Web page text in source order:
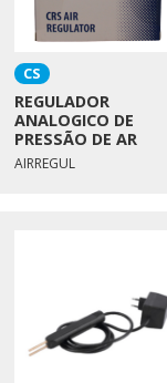
CS
REGULADOR
ANALOGICO DE
PRESSÃO DE AR
AIRREGUL